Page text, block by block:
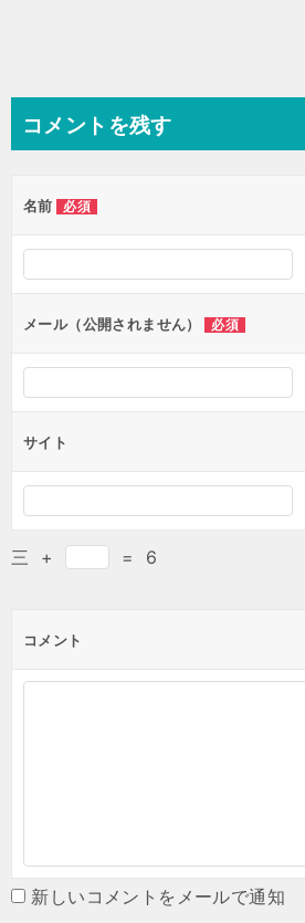
コメントを残す
名前 必須
メール（公開されません） 必須
サイト
三 + = 6
コメント
新しいコメントをメールで通知